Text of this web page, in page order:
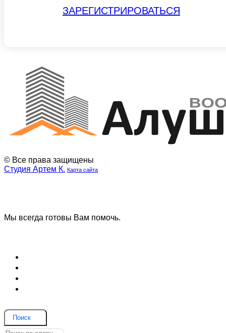
ЗАРЕГИСТРИРОВАТЬСЯ
© Все права защищены
Студия Артем К. Карта сайта
Мы всегда готовы Вам помочь.
Поиск